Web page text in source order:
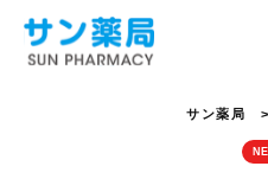
サン薬局 >